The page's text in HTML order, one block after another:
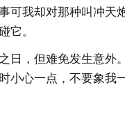
可我却对那种叫冲天
它。
日，但难免发生意外
小心一点，不要象我